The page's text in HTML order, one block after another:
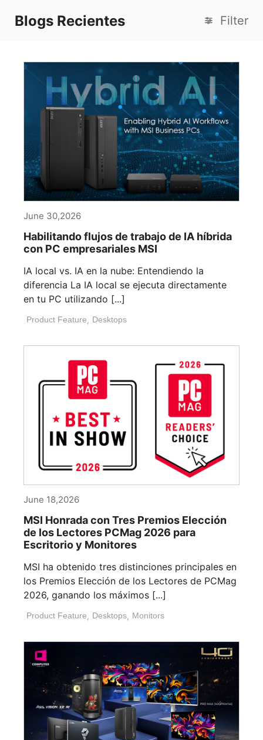
Blogs Recientes Filter
June 30,2026
Habilitando flujos de trabajo de IA híbrida
con PC empresariales MSI
IA local vs. IA en la nube: Entendiendo la
diferencia La IA local se ejecuta directamente
en tu PC utilizando [...]
Product Feature, Desktops
June 18,2026
MSI Honrada con Tres Premios Elección
de los Lectores PCMag 2026 para
Escritorio y Monitores
MSI ha obtenido tres distinciones principales en
los Premios Elección de los Lectores de PCMag
2026, ganando los máximos [...]
Product Feature, Desktops, Monitors